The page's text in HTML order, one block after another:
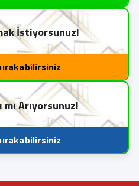
İstiyorsunuz!
mı Arıyorsunuz!